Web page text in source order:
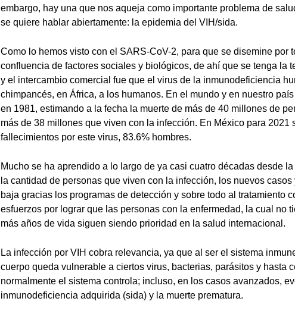
embargo, hay una que nos aqueja como importante problema de
se quiere hablar abiertamente: la epidemia del VIH/sida.
Como lo hemos visto con el SARS-CoV-2, para que se disemine por
confluencia de factores sociales y biológicos, de ahí que se tenga la
y el intercambio comercial fue que el virus de la inmunodeficiencia
chimpancés, en África, a los humanos. En el mundo y en nuestro
en 1981, estimando a la fecha la muerte de más de 40 millones de
más de 38 millones que viven con la infección. En México para 2021
fallecimientos por este virus, 83.6% hombres.
Mucho se ha aprendido a lo largo de ya casi cuatro décadas desde
la cantidad de personas que viven con la infección, los nuevos
baja gracias los programas de detección y sobre todo al tratamiento
esfuerzos por lograr que las personas con la enfermedad, la cual no
más años de vida siguen siendo prioridad en la salud internacional.
La infección por VIH cobra relevancia, ya que al ser el sistema
cuerpo queda vulnerable a ciertos virus, bacterias, parásitos y hasta
normalmente el sistema controla; incluso, en los casos avanzados,
inmunodeficiencia adquirida (sida) y la muerte prematura.